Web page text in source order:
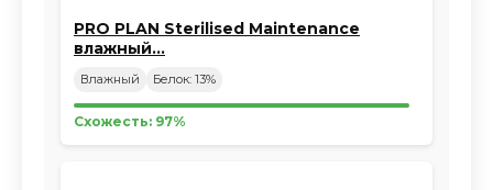
PRO PLAN Sterilised Maintenance
влажный…
Влажный Белок: 13%
Схожесть: 97%